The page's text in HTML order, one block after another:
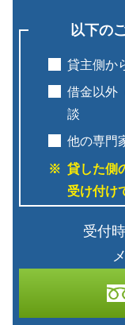
以下の
貸主側か
借金以外
談
他の専門
貸した側
受け付け
受付